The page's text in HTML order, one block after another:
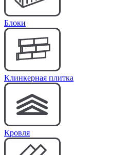
Блоки
Клинкерная плитка
Кровля